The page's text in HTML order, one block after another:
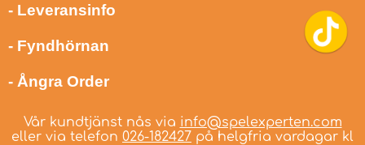
- Leveransinfo
- Fyndhörnan
- Ångra Order
Vår kundtjänst nås via info@spelexperten.com
eller via telefon 026-182427 på helgfria vardagar kl